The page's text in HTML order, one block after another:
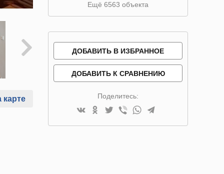
карте
Ещё 6563 объекта
ДОБАВИТЬ В ИЗБРАННОЕ
ДОБАВИТЬ К СРАВНЕНИЮ
Поделитесь: